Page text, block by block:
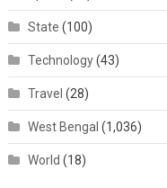
State (100)
Technology(43)
Travel (28)
West Bengal (1,036)
World (18)